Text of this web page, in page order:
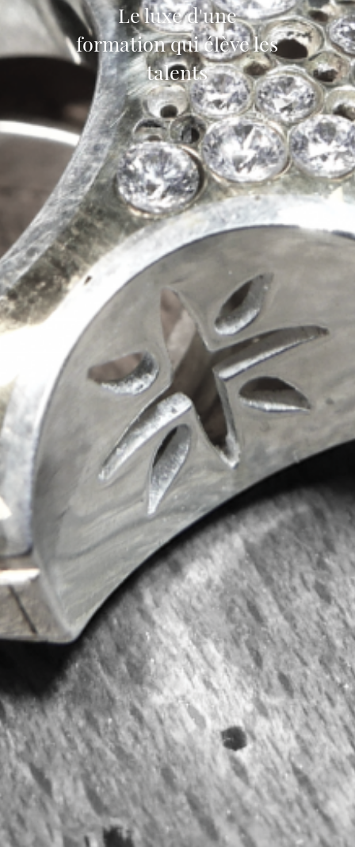
Le luxe d'une
formation qui élève les
talents